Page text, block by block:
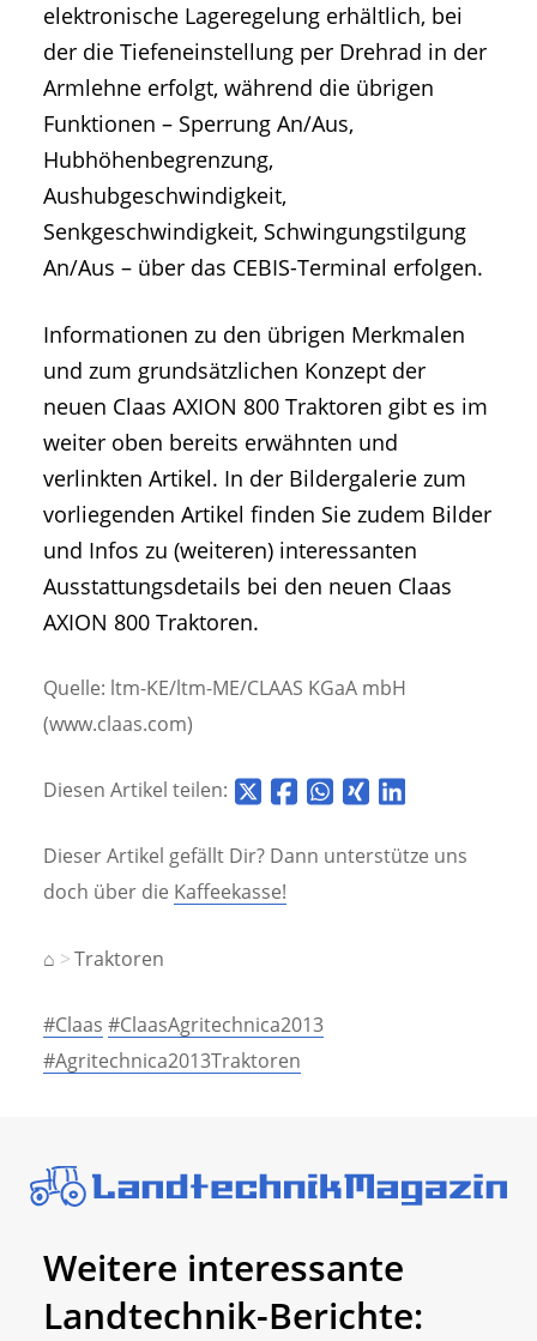
elektronische Lageregelung erhältlich, bei
der die Tiefeneinstellung per Drehrad in der
Armlehne erfolgt, während die übrigen
Funktionen – Sperrung An/Aus,
Hubhöhenbegrenzung,
Aushubgeschwindigkeit,
Senkgeschwindigkeit, Schwingungstilgung
An/Aus – über das CEBIS-Terminal erfolgen.
Informationen zu den übrigen Merkmalen
und zum grundsätzlichen Konzept der
neuen Claas AXION 800 Traktoren gibt es im
weiter oben bereits erwähnten und
verlinkten Artikel. In der Bildergalerie zum
vorliegenden Artikel finden Sie zudem Bilder
und Infos zu (weiteren) interessanten
Ausstattungsdetails bei den neuen Claas
AXION 800 Traktoren.
Quelle: ltm-KE/ltm-ME/CLAAS KGaA mbH
(www.claas.com)
Diesen Artikel teilen:
Dieser Artikel gefällt Dir? Dann unterstütze uns
doch über die Kaffeekasse!
⌂ Traktoren
#Claas #ClaasAgritechnica2013
#Agritechnica2013Traktoren
Weitere interessante
Landtechnik-Berichte: